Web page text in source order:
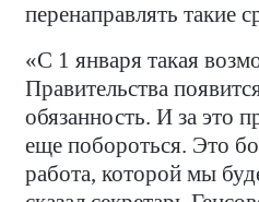
перенаправлять такие
«С 1 января такая
Правительства
обязанность. И за это
еще побороться. Это
работа, которой мы